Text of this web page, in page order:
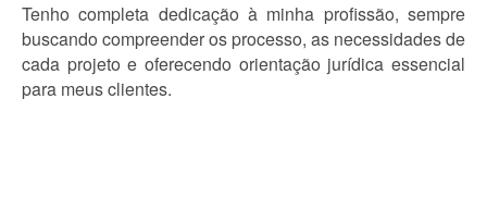
Tenho completa dedicação à minha profissão, sempre
buscando compreender os processo, as necessidades de
cada projeto e oferecendo orientação jurídica essencial
para meus clientes.